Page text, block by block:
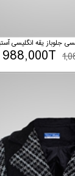
جلوباز یقه انگلیسی
988,000T